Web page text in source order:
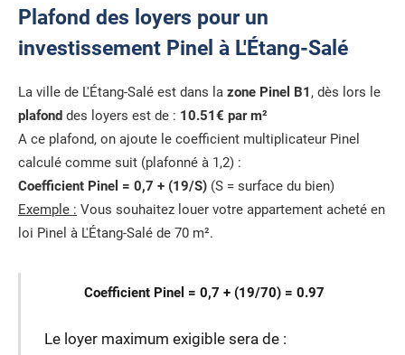
Plafond des loyers pour un
investissement Pinel à L'Étang-Salé
La ville de L'Étang-Salé est dans la zone Pinel B1 , dès lors le
plafond des loyers est de : 10.51€ par m²
A ce plafond, on ajoute le coefficient multiplicateur Pinel
calculé comme suit (plafonné à 1,2) :
Coefficient Pinel = 0,7 + (19/S) (S = surface du bien)
Exemple : Vous souhaitez louer votre appartement acheté en
loi Pinel à L'Étang-Salé de 70 m².
Coefficient Pinel = 0,7 + (19/70) = 0.97
Le loyer maximum exigible sera de :